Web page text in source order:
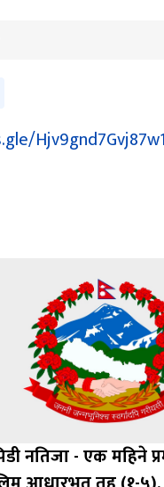
नतिजा - एक महिने